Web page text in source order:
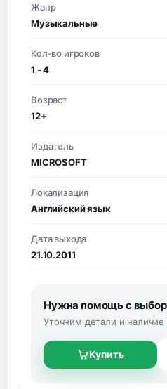
Жанр
Музыкальные
Кол-во игроков
1 - 4
Возраст
12+
Издатель
MICROSOFT
Локализация
Английский язык
Дата выхода
21.10.2011
Нужна помощь с
Уточним детали и
Купить